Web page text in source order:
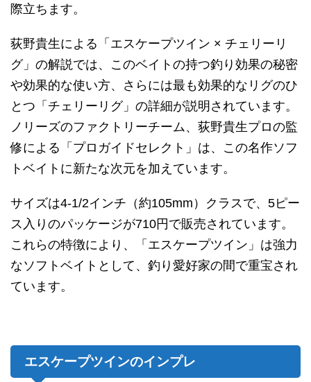
際立ちます。
荻野貴生による「エスケープツイン × チェリーリ
グ」の解説では、このベイトの持つ釣り効果の秘密
や効果的な使い方、さらには最も効果的なリグのひ
とつ「チェリーリグ」の詳細が説明されています。
ノリーズのファクトリーチーム、荻野貴生プロの監
修による「プロガイドセレクト」は、この名作ソフ
トベイトに新たな次元を加えています。
サイズは4-1/2インチ（約105mm）クラスで、5ピー
ス入りのパッケージが710円で販売されています。
これらの特徴により、「エスケープツイン」は強力
なソフトベイトとして、釣り愛好家の間で重宝され
ています。
エスケープツインのインプレ